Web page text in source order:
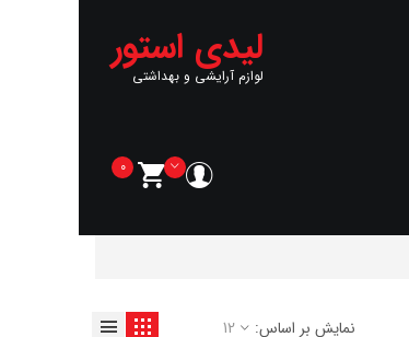
لیدی استور
لوازم آرایشی و بهداشتی
0
نمایش بر اساس: 12